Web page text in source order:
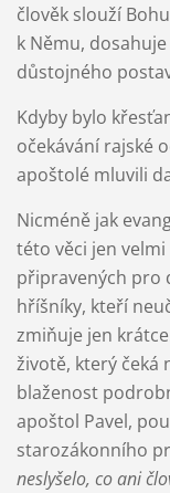
člověk slouží
k Němu,
důstojného
Kdyby bylo
očekávání rajské
apoštolé mluvili
Nicméně jak
této věci jen
připravených pro
hříšníky, kteří
zmiňuje jen
životě, který čeká
blaženost
apoštol Pavel,
starozákonního
neslyšelo, co ani